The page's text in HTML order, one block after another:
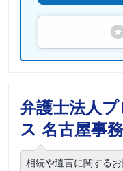
弁護士法人
ス 名古屋事
相続や遺言に関する